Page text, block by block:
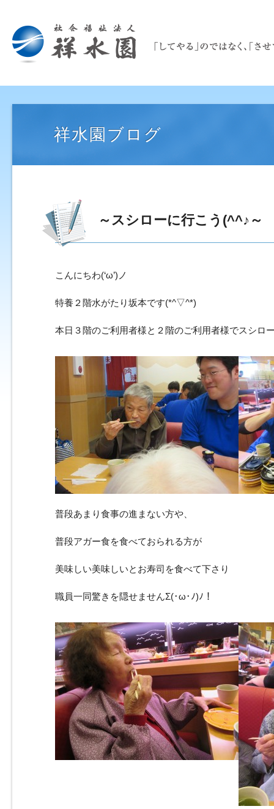
祥水園ブログ
～スシローに行こう(^^♪～
こんにちわ(‘ω’)ノ
特養２階水がたり坂本です(*^▽^*)
本日３階のご利用者様と２階のご利用者様でスシロ
普段あまり食事の進まない方や、
普段アガー食を食べておられる方が
美味しい美味しいとお寿司を食べて下さり
職員一同驚きを隠せませんΣ(･ω･ﾉ)ﾉ！